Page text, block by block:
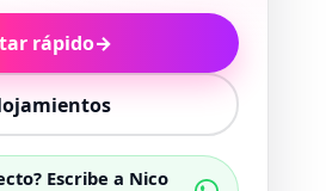
rápido→
Escribe a Nico